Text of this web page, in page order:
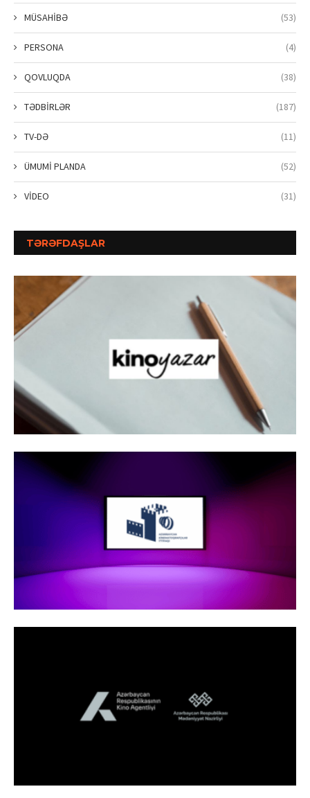
MÜSAHİBƏ (53)
PERSONA (4)
QOVLUQDA (38)
TƏDBİRLƏR (187)
TV-DƏ (11)
ÜMUMİ PLANDA (52)
VİDEO (31)
TƏRƏFDAŞLAR